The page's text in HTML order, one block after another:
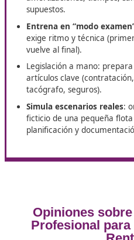
la empresa.
El título es unapalanca
demanda estructural
iniciativas para captar
miles de conductores
condiciones laborales,
para perfiles cualificados
rol de gestor es distinto
permisos y CAP), ambos